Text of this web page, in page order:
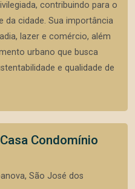
contribuindo para o
da cidade. Sua importância
lazer e comércio, além
urbano que busca
e qualidade de
Condomínio
São José dos